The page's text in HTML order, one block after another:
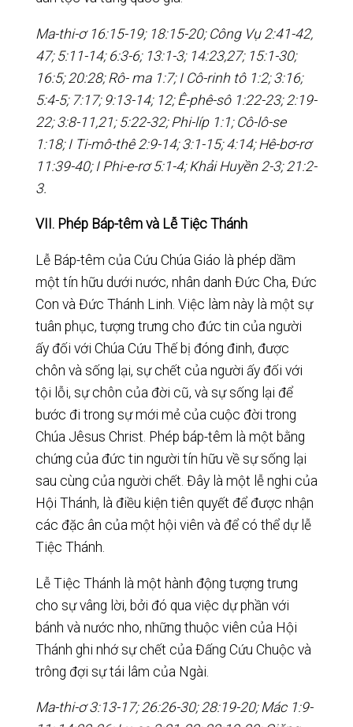
Ma-thi-ơ 16:15-19; 18:15-20; Công Vụ 2:41-42,
47; 5:11-14; 6:3-6; 13:1-3; 14:23,27; 15:1-30;
16:5; 20:28; Rô- ma 1:7; I Cô-rinh tô 1:2; 3:16;
5:4-5; 7:17; 9:13-14; 12; Ê-phê-sô 1:22-23; 2:19-
22; 3:8-11,21; 5:22-32; Phi-líp 1:1; Cô-lô-se
1:18; I Ti-mô-thê 2:9-14; 3:1-15; 4:14; Hê-bơ-rơ
11:39-40; I Phi-e-rơ 5:1-4; Khải Huyền 2-3; 21:2-
3.
VII. Phép Báp-têm và Lễ Tiệc Thánh
Lễ Báp-têm của Cứu Chúa Giáo là phép dầm
một tín hữu dưới nước, nhân danh Đức Cha, Đức
Con và Đức Thánh Linh. Việc làm này là một sự
tuân phục, tượng trưng cho đức tin của người
ấy đối với Chúa Cứu Thế bị đóng đinh, được
chôn và sống lại, sự chết của người ấy đối với
tội lỗi, sự chôn của đời cũ, và sự sống lại để
bước đi trong sự mới mẻ của cuộc đời trong
Chúa Jêsus Christ. Phép báp-têm là một bằng
chứng của đức tin người tín hữu về sự sống lại
sau cùng của người chết. Đây là một lễ nghi của
Hội Thánh, là điều kiện tiên quyết để được nhận
các đặc ân của một hội viên và để có thể dự lễ
Tiệc Thánh.
Lễ Tiệc Thánh là một hành động tượng trưng
cho sự vâng lời, bởi đó qua việc dự phần với
bánh và nước nho, những thuộc viên của Hội
Thánh ghi nhớ sự chết của Đấng Cứu Chuộc và
trông đợi sự tái lâm của Ngài.
Ma-thi-ơ 3:13-17; 26:26-30; 28:19-20; Mác 1:9-